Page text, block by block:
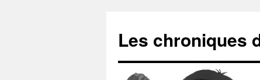
Les chroniques